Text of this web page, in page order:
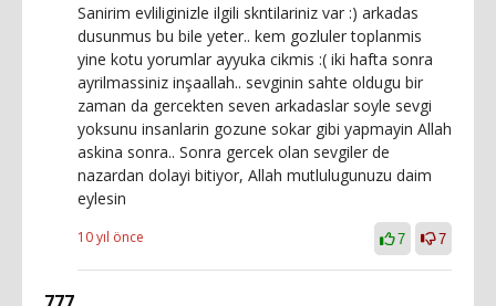
Sanirim evliliginizle ilgili skntilariniz var :) arkadas
dusunmus bu bile yeter.. kem gozluler toplanmis
yine kotu yorumlar ayyuka cikmis :( iki hafta sonra
ayrilmassiniz inşaallah.. sevginin sahte oldugu bir
zaman da gercekten seven arkadaslar soyle sevgi
yoksunu insanlarin gozune sokar gibi yapmayin Allah
askina sonra.. Sonra gercek olan sevgiler de
nazardan dolayi bitiyor, Allah mutlulugunuzu daim
eylesin
10 yıl önce 7 7
777